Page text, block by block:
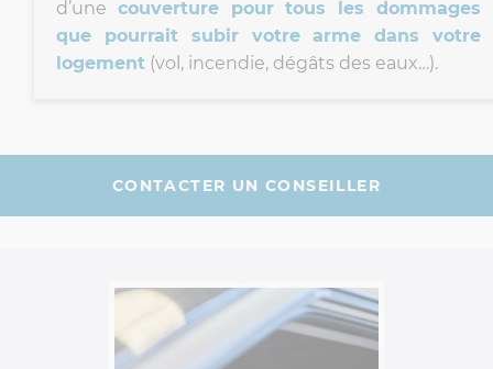
d’une couverture pour tous les dommages
que pourrait subir votre arme dans votre
logement (vol, incendie, dégâts des eaux…).
CONTACTER UN CONSEILLER